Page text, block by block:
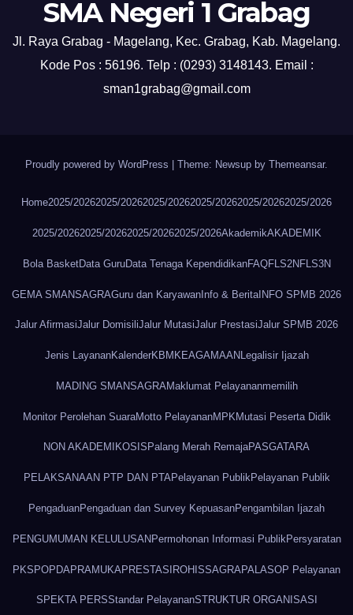
SMA Negeri 1 Grabag
Jl. Raya Grabag - Magelang, Kec. Grabag, Kab. Magelang.
Kode Pos : 56196. Telp : (0293) 3148143. Email :
sman1grabag@gmail.com
Proudly powered by WordPress Theme: Newsup by Themeansar.
Home2025/20262025/20262025/20262025/20262025/20262025/2026
2025/20262025/20262025/20262025/2026AkademikAKADEMIK
Bola BasketData GuruData Tenaga KependidikanFAQFLS2N FLS3N
GEMA SMANSAGRAGuru dan KaryawanInfo & BeritaINFO SPMB 2026
Jalur AfirmasiJalur DomisiliJalur MutasiJalur PrestasiJalur SPMB 2026
Jenis LayananKalenderKBM KEAGAMAAN Legalisir Ijazah
MADING SMANSAGRA Maklumat Pelayananmemilih
Monitor Perolehan SuaraMotto PelayananMPKMutasi Peserta Didik
NON AKADEMIKOSIS Palang Merah RemajaPASGATARA
PELAKSANAAN PTP DAN PTAPelayanan PublikPelayanan Publik
PengaduanPengaduan dan Survey KepuasanPengambilan Ijazah
PENGUMUMAN KELULUSAN Permohonan Informasi Publik Persyaratan
PKSPOPDAPRAMUKAPRESTASIROHISSAGRAPALASOP Pelayanan
SPEKTA PERSStandar PelayananSTRUKTUR ORGANISASI